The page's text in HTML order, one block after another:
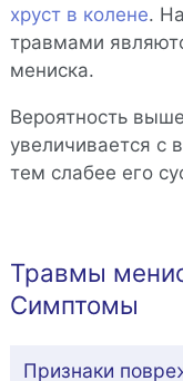
хруст в колене.
травмами
мениска.
Вероятность
увеличивается с
тем слабее его
Травмы
Симптомы
Признаки